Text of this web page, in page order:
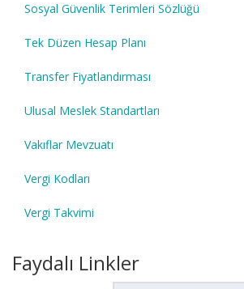
Sosyal Güvenlik Terimleri Sözlüğü
Tek Düzen Hesap Planı
Transfer Fiyatlandırması
Ulusal Meslek Standartları
Vakıflar Mevzuatı
Vergi Kodları
Vergi Takvimi
Faydalı Linkler